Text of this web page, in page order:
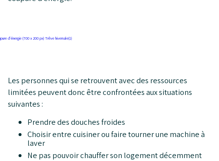
Les personnes qui se retrouvent avec des ressources
limitées peuvent donc être confrontées aux situations
suivantes :
Prendre des douches froides
Choisir entre cuisiner ou faire tourner une machine à
laver
Ne pas pouvoir chauffer son logement décemment